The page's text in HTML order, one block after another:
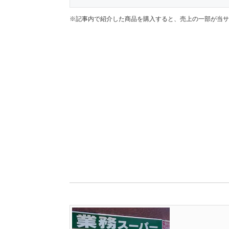
※記事内で紹介した商品を購入すると、売上の一部が当